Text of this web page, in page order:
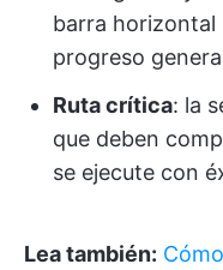
barra horizontal
progreso
Ruta crítica: la
que deben
se ejecute con
Lea también: